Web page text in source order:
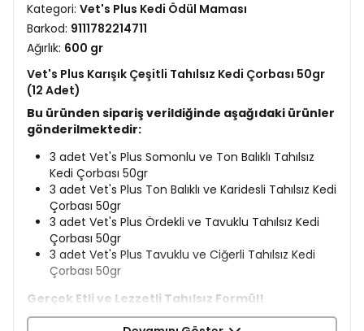
Kategori: Vet's Plus Kedi Ödül Maması
Barkod: 9111782214711
Ağırlık: 600 gr
Vet's Plus Karışık Çeşitli Tahılsız Kedi Çorbası 50gr
(12 Adet)
Bu üründen sipariş verildiğinde aşağıdaki ürünler
gönderilmektedir:
3 adet Vet's Plus Somonlu ve Ton Balıklı Tahılsız
Kedi Çorbası 50gr
3 adet Vet's Plus Ton Balıklı ve Karidesli Tahılsız Kedi
Çorbası 50gr
3 adet Vet's Plus Ördekli ve Tavuklu Tahılsız Kedi
Çorbası 50gr
3 adet Vet's Plus Tavuklu ve Ciğerli Tahılsız Kedi
Çorbası 50gr
Gerçek Etli ve Lezzetli Tahılsız Formül!
Gerçek et ve enfes tavuk suyuyla hazırlanan Vet's Plus